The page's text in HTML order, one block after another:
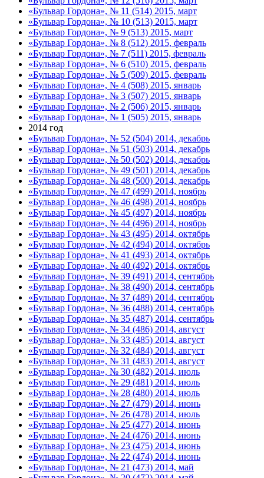
«Бульвар Гордона», № 11 (514) 2015, март
«Бульвар Гордона», № 10 (513) 2015, март
«Бульвар Гордона», № 9 (513) 2015, март
«Бульвар Гордона», № 8 (512) 2015, февраль
«Бульвар Гордона», № 7 (511) 2015, февраль
«Бульвар Гордона», № 6 (510) 2015, февраль
«Бульвар Гордона», № 5 (509) 2015, февраль
«Бульвар Гордона», № 4 (508) 2015, январь
«Бульвар Гордона», № 3 (507) 2015, январь
«Бульвар Гордона», № 2 (506) 2015, январь
«Бульвар Гордона», № 1 (505) 2015, январь
2014 год
«Бульвар Гордона», № 52 (504) 2014, декабрь
«Бульвар Гордона», № 51 (503) 2014, декабрь
«Бульвар Гордона», № 50 (502) 2014, декабрь
«Бульвар Гордона», № 49 (501) 2014, декабрь
«Бульвар Гордона», № 48 (500) 2014, декабрь
«Бульвар Гордона», № 47 (499) 2014, ноябрь
«Бульвар Гордона», № 46 (498) 2014, ноябрь
«Бульвар Гордона», № 45 (497) 2014, ноябрь
«Бульвар Гордона», № 44 (496) 2014, ноябрь
«Бульвар Гордона», № 43 (495) 2014, октябрь
«Бульвар Гордона», № 42 (494) 2014, октябрь
«Бульвар Гордона», № 41 (493) 2014, октябрь
«Бульвар Гордона», № 40 (492) 2014, октябрь
«Бульвар Гордона», № 39 (491) 2014, сентябрь
«Бульвар Гордона», № 38 (490) 2014, сентябрь
«Бульвар Гордона», № 37 (489) 2014, сентябрь
«Бульвар Гордона», № 36 (488) 2014, сентябрь
«Бульвар Гордона», № 35 (487) 2014, сентябрь
«Бульвар Гордона», № 34 (486) 2014, август
«Бульвар Гордона», № 33 (485) 2014, август
«Бульвар Гордона», № 32 (484) 2014, август
«Бульвар Гордона», № 31 (483) 2014, август
«Бульвар Гордона», № 30 (482) 2014, июль
«Бульвар Гордона», № 29 (481) 2014, июль
«Бульвар Гордона», № 28 (480) 2014, июль
«Бульвар Гордона», № 27 (479) 2014, июнь
«Бульвар Гордона», № 26 (478) 2014, июль
«Бульвар Гордона», № 25 (477) 2014, июнь
«Бульвар Гордона», № 24 (476) 2014, июнь
«Бульвар Гордона», № 23 (475) 2014, июнь
«Бульвар Гордона», № 22 (474) 2014, июнь
«Бульвар Гордона», № 21 (473) 2014, май